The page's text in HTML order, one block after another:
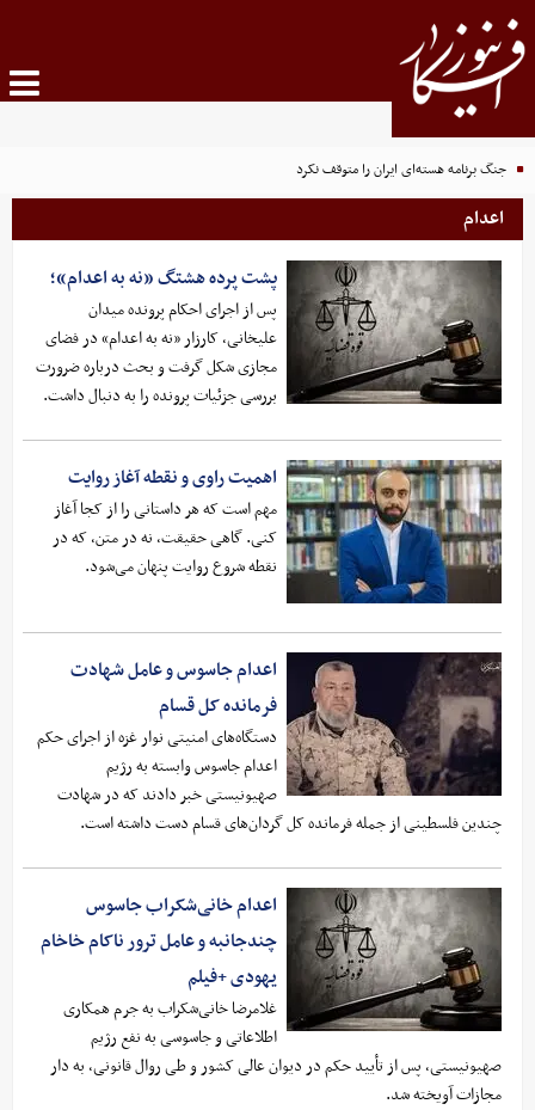
جنگ برنامه هسته‌ای ایران را متوقف نکرد
اعدام
پشت پرده هشتگ «نه به اعدام»؛
پس از اجرای احکام پرونده میدان
علیخانی، کارزار «نه به اعدام» در فضای
مجازی شکل گرفت و بحث درباره ضرورت
بررسی جزئیات پرونده را به دنبال داشت.
اهمیت راوی و نقطه آغاز روایت
مهم است که هر داستانی را از کجا آغاز
کنی. گاهی حقیقت، نه در متن، که در
نقطه شروع روایت پنهان می‌شود.
اعدام جاسوس و عامل شهادت
فرمانده کل قسام
دستگاه‌های امنیتی نوار غزه از اجرای حکم
اعدام جاسوس وابسته به رژیم
صهیونیستی خبر دادند که در شهادت
چندین فلسطینی از جمله فرمانده کل گردان‌های قسام دست داشته است.
اعدام خانی‌شکراب جاسوس
چندجانبه و عامل ترور ناکام خاخام
یهودی +فیلم
غلامرضا خانی‌شکراب به جرم همکاری
اطلاعاتی و جاسوسی به نفع رژیم
صهیونیستی، پس از تأیید حکم در دیوان عالی کشور و طی روال قانونی، به دار
مجازات آویخته شد.